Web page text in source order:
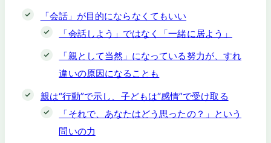
「会話」が目的にならなくてもいい
「会話しよう」ではなく「一緒に居よう」
「親として当然」になっている努力が、すれ
違いの原因になることも
親は“行動”で示し、子どもは“感情”で受け取る
「それで、あなたはどう思ったの？」という
問いの力